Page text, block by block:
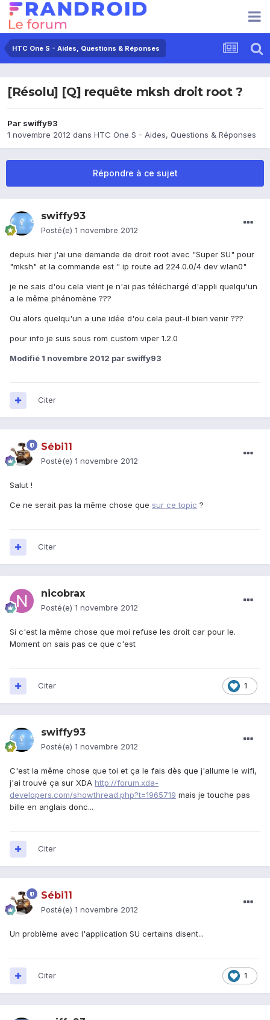
HTC One S - Aides, Questions & Réponses
[Résolu] [Q] requête mksh droit root ?
Par swiffy93
1 novembre 2012 dans HTC One S - Aides, Questions & Réponses
Répondre à ce sujet
swiffy93
Posté(e) 1 novembre 2012
depuis hier j'ai une demande de droit root avec "Super SU" pour
"mksh" et la commande est " ip route ad 224.0.0/4 dev wlan0"
je ne sais d'ou cela vient je n'ai pas téléchargé d'appli quelqu'un
a le même phénomène ???
Ou alors quelqu'un a une idée d'ou cela peut-il bien venir ???
pour info je suis sous rom custom viper 1.2.0
Modifié 1 novembre 2012 par swiffy93
Citer
Sébi11
Posté(e) 1 novembre 2012
Salut !
Ce ne serait pas la même chose que sur ce topic ?
Citer
nicobrax
Posté(e) 1 novembre 2012
Si c'est la même chose que moi refuse les droit car pour le.
Moment on sais pas ce que c'est
1
Citer
swiffy93
Posté(e) 1 novembre 2012
C'est la même chose que toi et ça le fais dès que j'allume le wifi,
j'ai trouvé ça sur XDA http://forum.xda-
developers.com/showthread.php?t=1965719 mais je touche pas
bille en anglais donc...
Citer
Sébi11
Posté(e) 1 novembre 2012
Un problème avec l'application SU certains disent...
1
Citer